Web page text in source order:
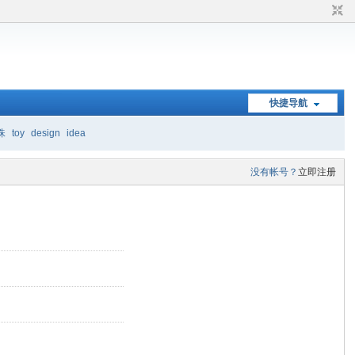
快捷导航
toy design idea
没有帐号？ 立即注册